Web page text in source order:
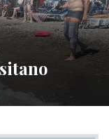
de Janeiro
único